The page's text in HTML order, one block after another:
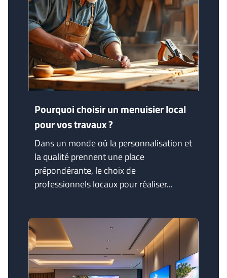
Pourquoi choisir un menuisier local
pour vos travaux ?
Dans un monde où la personnalisation et
la qualité prennent une place
prépondérante, le choix de
professionnels locaux pour réaliser...